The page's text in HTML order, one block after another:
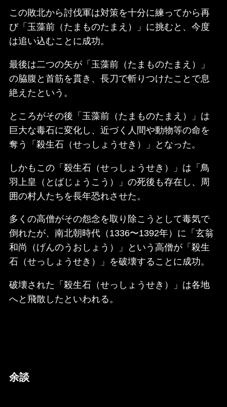
この敗北から討伐軍は対策を十分に練ってから再
び「玉藻前（たまものたまえ）」に挑むと、今度
は追い込むことに成功。
最後は二つの矢が「玉藻前（たまものたまえ）」
の脇腹と首筋を貫き、長刀で斬りつけたことで息
絶えたという。
ところがその後「玉藻前（たまものたまえ）」は
巨大な毒石に変化し、近づく人間や動物等の命を
奪う「殺生石（せっしょうせき）」となった。
しかもこの「殺生石（せっしょうせき）」は「鳥
羽上皇（とばじょうこう）」の死後も存在し、周
囲の村人たちを長年恐れさせた。
多くの高僧がその怨念を取り除こうとして毒気で
倒れたが、南北朝時代（1336〜1392年）に「玄翁
和尚（げんのうおしょう）」という高僧が「殺生
石（せっしょうせき）」を破壊することに成功。
破壊された「殺生石（せっしょうせき）」は各地
へと飛散したといわれる。
余談